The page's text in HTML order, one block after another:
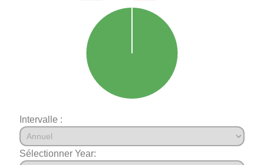
Intervalle :
Sélectionner Year: